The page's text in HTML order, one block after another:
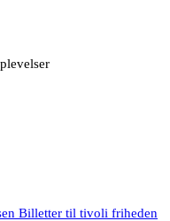
Billetter til tivoli friheden